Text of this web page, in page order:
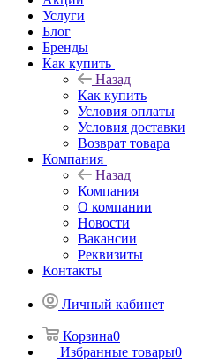
Услуги
Блог
Бренды
Как купить
Назад
Как купить
Условия оплаты
Условия доставки
Возврат товара
Компания
Назад
Компания
О компании
Новости
Вакансии
Реквизиты
Контакты
Личный кабинет
Корзина0
Избранные товары0